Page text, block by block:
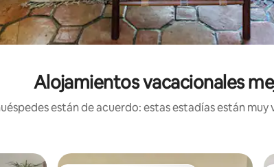
Alojamientos vacacionales
están de acuerdo: estas estadías están